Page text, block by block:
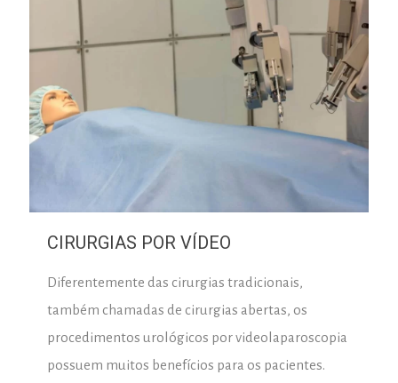
CIRURGIAS POR VÍDEO
Diferentemente das cirurgias tradicionais,
também chamadas de cirurgias abertas, os
procedimentos urológicos por videolaparoscopia
possuem muitos benefícios para os pacientes.